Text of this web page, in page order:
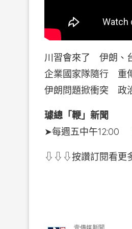
川習會來了 伊朗、
企業國家隊隨行 重
伊朗問題掀衝突 政
璩總「鞭」新聞
➤每週五中午12:00
⇩⇩⇩按讚訂閱看